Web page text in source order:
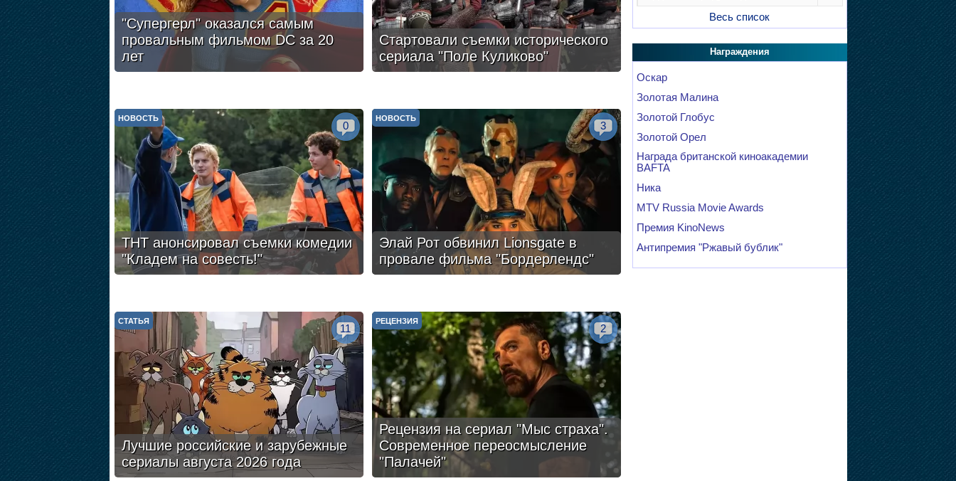
"Супергерл" оказался самым
провальным фильмом DC за 20
лет
Стартовали съемки исторического
сериала "Поле Куликово"
ТНТ анонсировал съемки комедии
"Кладем на совесть!"
НОВОСТЬ
0
Элай Рот обвинил Lionsgate в
провале фильма "Бордерлендс"
НОВОСТЬ
3
Лучшие российские и зарубежные
сериалы августа 2026 года
СТАТЬЯ
11
Рецензия на сериал "Мыс страха".
Современное переосмысление
"Палачей"
РЕЦЕНЗИЯ
2
Весь список
Награждения
Оскар
Золотая Малина
Золотой Глобус
Золотой Орел
Награда британской киноакадемии
BAFTA
Ника
MTV Russia Movie Awards
Премия KinoNews
Антипремия "Ржавый бублик"